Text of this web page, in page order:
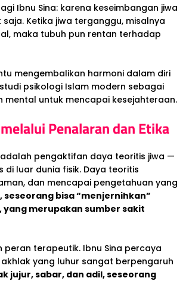
Ibnu Sina: karena keseimbangan jiwa
Ketika jiwa terganggu, misalnya
maka tubuh pun rentan terhadap
mengembalikan harmoni dalam diri
psikologi Islam modern sebagai
mental untuk mencapai kesejahteraan.
Penalaran dan Etika
pengaktifan daya teoritis jiwa —
luar dunia fisik. Daya teoritis
dan mencapai pengetahuan yang
bisa “menjernihkan”
merupakan sumber sakit
terapeutik. Ibnu Sina percaya
yang luhur sangat berpengaruh
jujur, sabar, dan adil, seseorang